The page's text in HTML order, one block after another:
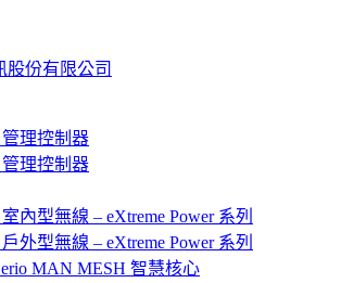
理控制器
管理控制器
內型無線 – eXtreme Power 系列
外型無線 – eXtreme Power 系列
MAN MESH 智慧核心